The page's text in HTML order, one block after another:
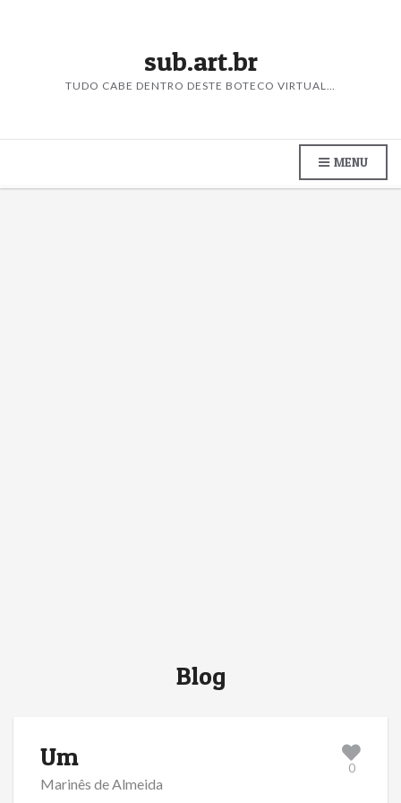
sub.art.br
TUDO CABE DENTRO DESTE BOTECO VIRTUAL…
MENU
Blog
Um 0
Marinês de Almeida